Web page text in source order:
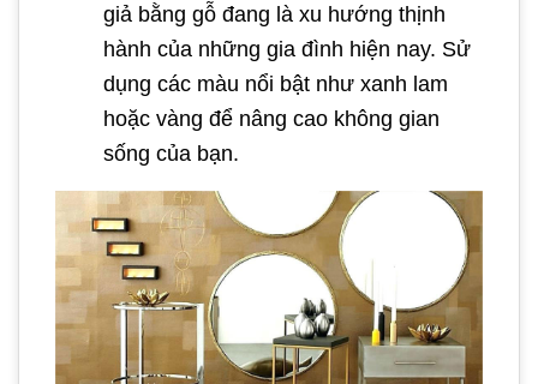
giả bằng gỗ đang là xu hướng thịnh
hành của những gia đình hiện nay. Sử
dụng các màu nổi bật như xanh lam
hoặc vàng để nâng cao không gian
sống của bạn.